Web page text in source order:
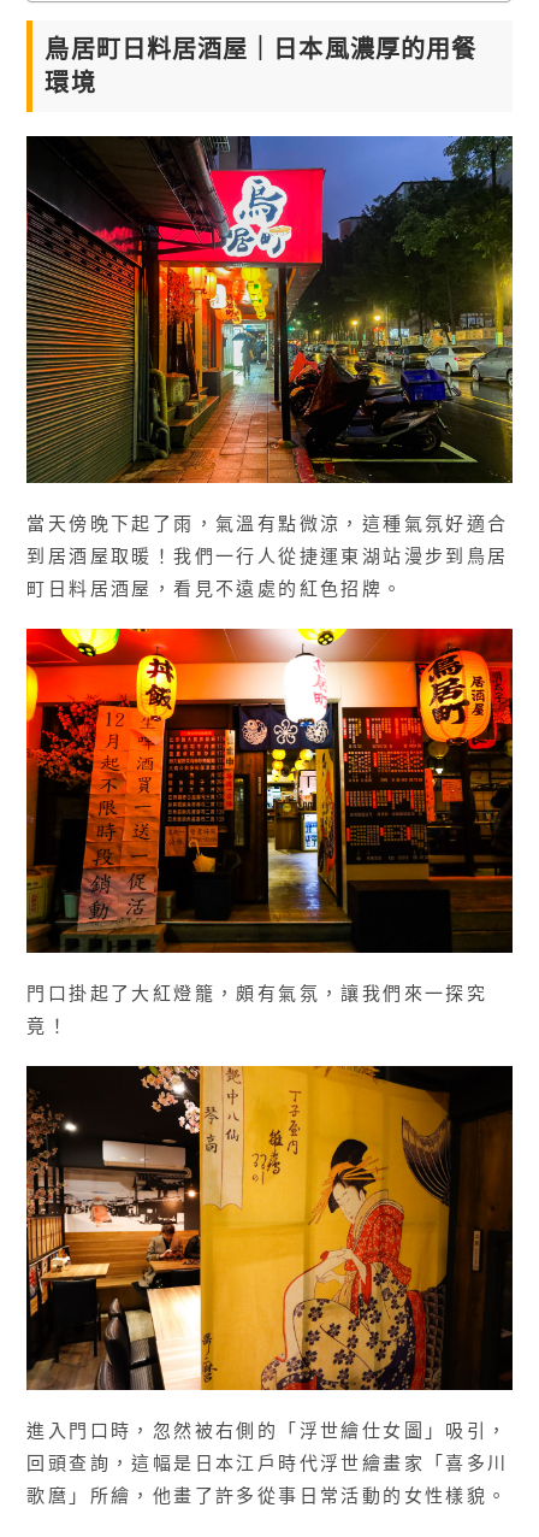
鳥居町日料居酒屋｜日本風濃厚的用餐
環境
當天傍晚下起了雨，氣溫有點微涼，這種氣氛好適合
到居酒屋取暖！我們一行人從捷運東湖站漫步到鳥居
町日料居酒屋，看見不遠處的紅色招牌。
門口掛起了大紅燈籠，頗有氣氛，讓我們來一探究
竟！
進入門口時，忽然被右側的「浮世繪仕女圖」吸引，
回頭查詢，這幅是日本江戶時代浮世繪畫家「喜多川
歌麿」所繪，他畫了許多從事日常活動的女性樣貌。